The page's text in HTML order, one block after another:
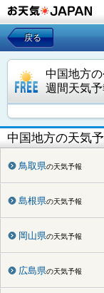
戻る
中国地方
週間天気
中国地方の天気
鳥取県の天気予報
島根県の天気予報
岡山県の天気予報
広島県の天気予報